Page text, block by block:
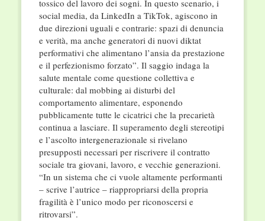
tossico del lavoro dei sogni. In questo scenario, i
social media, da LinkedIn a TikTok, agiscono in
due direzioni uguali e contrarie: spazi di denuncia
e verità, ma anche generatori di nuovi diktat
performativi che alimentano l’ansia da prestazione
e il perfezionismo forzato”. Il saggio indaga la
salute mentale come questione collettiva e
culturale: dal mobbing ai disturbi del
comportamento alimentare, esponendo
pubblicamente tutte le cicatrici che la precarietà
continua a lasciare. Il superamento degli stereotipi
e l’ascolto intergenerazionale si rivelano
presupposti necessari per riscrivere il contratto
sociale tra giovani, lavoro, e vecchie generazioni.
“In un sistema che ci vuole altamente performanti
– scrive l’autrice – riappropriarsi della propria
fragilità è l’unico modo per riconoscersi e
ritrovarsi”.